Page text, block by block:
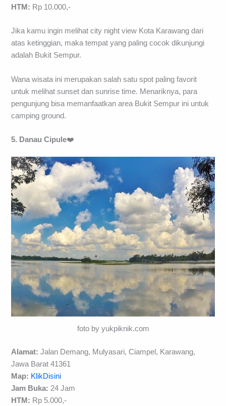
HTM: Rp 10.000,-
Jika kamu ingin melihat city night view Kota Karawang dari
atas ketinggian, maka tempat yang paling cocok dikunjungi
adalah Bukit Sempur.
Wana wisata ini merupakan salah satu spot paling favorit
untuk melihat sunset dan sunrise time. Menariknya, para
pengunjung bisa memanfaatkan area Bukit Sempur ini untuk
camping ground.
5. Danau Cipule❤️
foto by yukpiknik.com
Alamat: Jalan Demang, Mulyasari, Ciampel, Karawang,
Jawa Barat 41361
Map: KlikDisini
Jam Buka: 24 Jam
HTM: Rp 5.000,-